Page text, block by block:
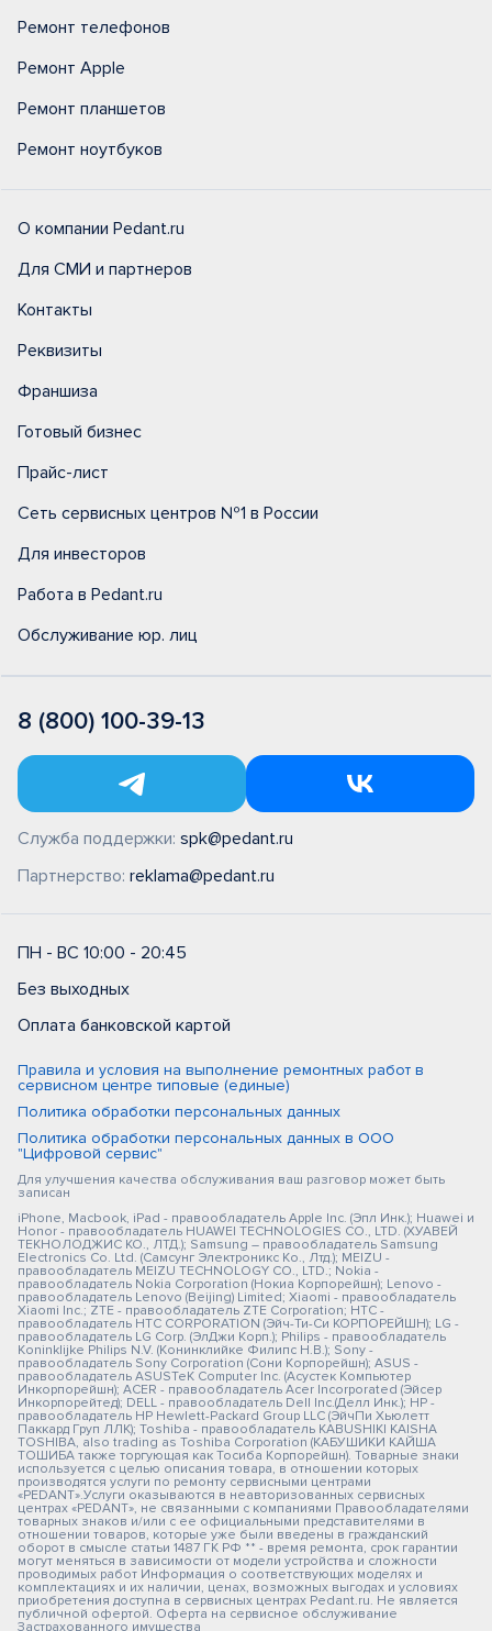
Ремонт телефонов
Ремонт Apple
Ремонт планшетов
Ремонт ноутбуков
О компании Pedant.ru
Для СМИ и партнеров
Контакты
Реквизиты
Франшиза
Готовый бизнес
Прайс-лист
Сеть сервисных центров №1 в России
Для инвесторов
Работа в Pedant.ru
Обслуживание юр. лиц
8 (800) 100-39-13
Служба поддержки: spk@pedant.ru
Партнерство: reklama@pedant.ru
ПН - ВС 10:00 - 20:45
Без выходных
Оплата банковской картой
Правила и условия на выполнение ремонтных работ в
сервисном центре типовые (единые)
Политика обработки персональных данных
Политика обработки персональных данных в ООО
"Цифровой сервис"
Для улучшения качества обслуживания ваш разговор может быть
записан
iPhone, Macbook, iPad - правообладатель Apple Inc. (Эпл Инк.); Huawei и
Honor - правообладатель HUAWEI TECHNOLOGIES CO., LTD. (ХУАВЕЙ
ТЕКНОЛОДЖИС КО., ЛТД.); Samsung – правообладатель Samsung
Electronics Co. Ltd. (Самсунг Электроникс Ко., Лтд.); MEIZU -
правообладатель MEIZU TECHNOLOGY CO., LTD.; Nokia -
правообладатель Nokia Corporation (Нокиа Корпорейшн); Lenovo -
правообладатель Lenovo (Beijing) Limited; Xiaomi - правообладатель
Xiaomi Inc.; ZTE - правообладатель ZTE Corporation; HTC -
правообладатель HTC CORPORATION (Эйч-Ти-Си КОРПОРЕЙШН); LG -
правообладатель LG Corp. (ЭлДжи Корп.); Philips - правообладатель
Koninklijke Philips N.V. (Конинклийке Филипс Н.В.); Sony -
правообладатель Sony Corporation (Сони Корпорейшн); ASUS -
правообладатель ASUSTeK Computer Inc. (Асустек Компьютер
Инкорпорейшн); ACER - правообладатель Acer Incorporated (Эйсер
Инкорпорейтед); DELL - правообладатель Dell Inc.(Делл Инк.); HP -
правообладатель HP Hewlett-Packard Group LLC (ЭйчПи Хьюлетт
Паккард Груп ЛЛК); Toshiba - правообладатель KABUSHIKI KAISHA
TOSHIBA, also trading as Toshiba Corporation (КАБУШИКИ КАЙША
ТОШИБА также торгующая как Тосиба Корпорейшн). Товарные знаки
используется с целью описания товара, в отношении которых
производятся услуги по ремонту сервисными центрами
«PEDANT».Услуги оказываются в неавторизованных сервисных
центрах «PEDANT», не связанными с компаниями Правообладателями
товарных знаков и/или с ее официальными представителями в
отношении товаров, которые уже были введены в гражданский
оборот в смысле статьи 1487 ГК РФ ** - время ремонта, срок гарантии
могут меняться в зависимости от модели устройства и сложности
проводимых работ Информация о соответствующих моделях и
комплектациях и их наличии, ценах, возможных выгодах и условиях
приобретения доступна в сервисных центрах Pedant.ru. Не является
публичной офертой. Оферта на сервисное обслуживание
Застрахованного имущества